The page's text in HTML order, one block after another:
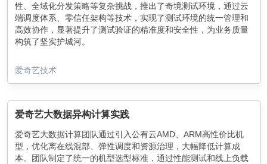
性、全域化分发策略等复杂挑战，推出了奇境测试环境，通过云
端调度体系、零信任架构等技术，实现了测试环境的统一管理和
高效协作，显著提升了测试验证的精准度和安全性，为业务质量
构筑了坚实护城河。
爱奇艺技术
爱奇艺大数据异构计算实践
爱奇艺大数据计算团队通过引入公有云AMD、ARM高性价比机
型，优化离在线混部、弹性调度和资源治理，大幅降低计算成
本。团队制定了统一的机型选型标准，通过性能测试和线上负载